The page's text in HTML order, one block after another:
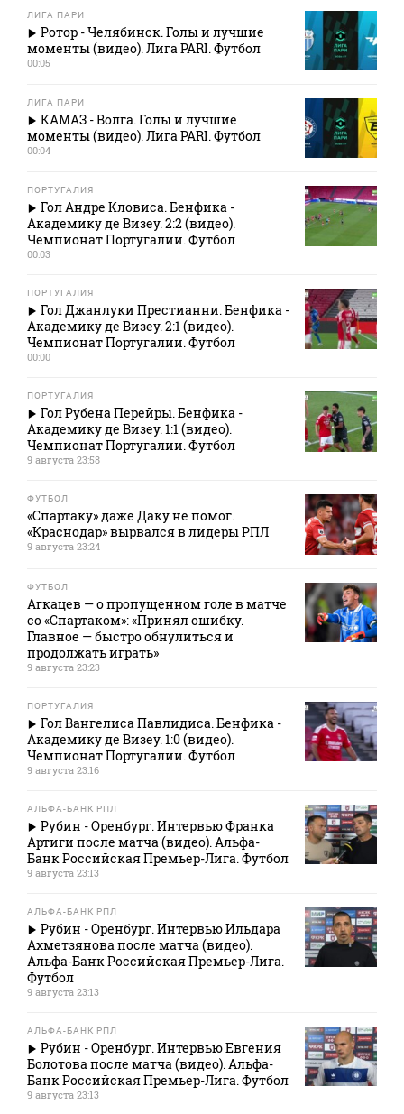
ЛИГА ПАРИ
Ротор - Челябинск. Голы и лучшие
моменты (видео). Лига PARI. Футбол
00:05
ЛИГА ПАРИ
КАМАЗ - Волга. Голы и лучшие
моменты (видео). Лига PARI. Футбол
00:04
ПОРТУГАЛИЯ
Гол Андре Кловиса. Бенфика -
Академику де Визеу. 2:2 (видео).
Чемпионат Португалии. Футбол
00:03
ПОРТУГАЛИЯ
Гол Джанлуки Престианни. Бенфика -
Академику де Визеу. 2:1 (видео).
Чемпионат Португалии. Футбол
00:00
ПОРТУГАЛИЯ
Гол Рубена Перейры. Бенфика -
Академику де Визеу. 1:1 (видео).
Чемпионат Португалии. Футбол
9 августа 23:58
ФУТБОЛ
«Спартаку» даже Даку не помог.
«Краснодар» вырвался в лидеры РПЛ
9 августа 23:24
ФУТБОЛ
Агкацев — о пропущенном голе в матче
со «Спартаком»: «Принял ошибку.
Главное — быстро обнулиться и
продолжать играть»
9 августа 23:23
ПОРТУГАЛИЯ
Гол Вангелиса Павлидиса. Бенфика -
Академику де Визеу. 1:0 (видео).
Чемпионат Португалии. Футбол
9 августа 23:16
АЛЬФА-БАНК РПЛ
Рубин - Оренбург. Интервью Франка
Артиги после матча (видео). Альфа-
Банк Российская Премьер-Лига. Футбол
9 августа 23:13
АЛЬФА-БАНК РПЛ
Рубин - Оренбург. Интервью Ильдара
Ахметзянова после матча (видео).
Альфа-Банк Российская Премьер-Лига.
Футбол
9 августа 23:13
АЛЬФА-БАНК РПЛ
Рубин - Оренбург. Интервью Евгения
Болотова после матча (видео). Альфа-
Банк Российская Премьер-Лига. Футбол
9 августа 23:13